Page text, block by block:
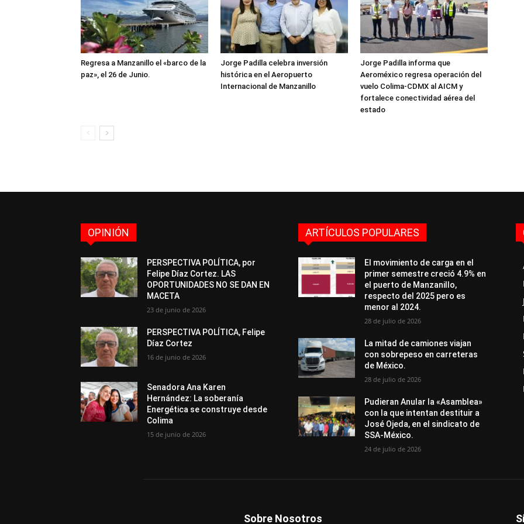
Regresa a Manzanillo el «barco de la
paz», el 26 de Junio.
Jorge Padilla celebra inversión
histórica en el Aeropuerto
Internacional de Manzanillo
Jorge Padilla informa que
Aeroméxico regresa operación del
vuelo Colima-CDMX al AICM y
fortalece conectividad aérea del
estado
OPINIÓN
PERSPECTIVA POLÍTICA, por
Felipe Díaz Cortez. LAS
OPORTUNIDADES NO SE DAN EN
MACETA
23 de junio de 2026
PERSPECTIVA POLÍTICA, Felipe
Díaz Cortez
16 de junio de 2026
Senadora Ana Karen
Hernández: La soberanía
Energética se construye desde
Colima
15 de junio de 2026
ARTÍCULOS POPULARES
El movimiento de carga en el
primer semestre creció 4.9% en
el puerto de Manzanillo,
respecto del 2025 pero es
menor al 2024.
28 de julio de 2026
La mitad de camiones viajan
con sobrepeso en carreteras
de México.
28 de julio de 2026
Pudieran Anular la «Asamblea»
con la que intentan destituir a
José Ojeda, en el sindicato de
SSA-México.
24 de julio de 2026
Sobre Nosotros